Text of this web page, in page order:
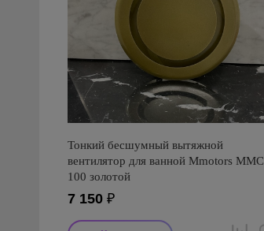
Тонкий бесшумный вытяжной
вентилятор для ванной Mmotors ММC
100 золотой
7 150 ₽